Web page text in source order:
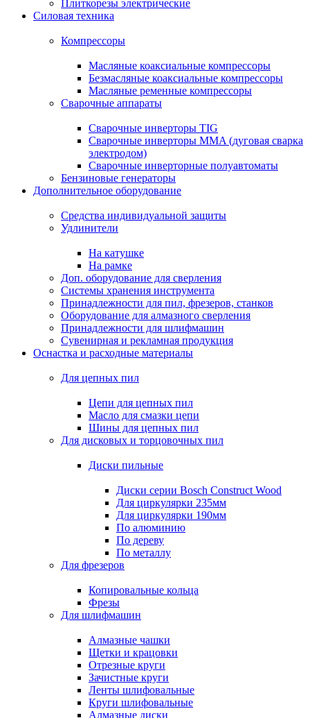
Плиткорезы электрические
Силовая техника
Компрессоры
Масляные коаксиальные компрессоры
Безмасляные коаксиальные компрессоры
Масляные ременные компрессоры
Сварочные аппараты
Сварочные инверторы TIG
Сварочные инверторы MMA (дуговая сварка
электродом)
Сварочные инверторные полуавтоматы
Бензиновые генераторы
Дополнительное оборудование
Средства индивидуальной защиты
Удлинители
На катушке
На рамке
Доп. оборудование для сверления
Системы хранения инструмента
Принадлежности для пил, фрезеров, станков
Оборудование для алмазного сверления
Принадлежности для шлифмашин
Сувенирная и рекламная продукция
Оснастка и расходные материалы
Для цепных пил
Цепи для цепных пил
Масло для смазки цепи
Шины для цепных пил
Для дисковых и торцовочных пил
Диски пильные
Диски серии Bosch Construct Wood
Для циркулярки 235мм
Для циркулярки 190мм
По алюминию
По дереву
По металлу
Для фрезеров
Копировальные кольца
Фрезы
Для шлифмашин
Алмазные чашки
Щетки и крацовки
Отрезные круги
Зачистные круги
Ленты шлифовальные
Круги шлифовальные
Алмазные диски